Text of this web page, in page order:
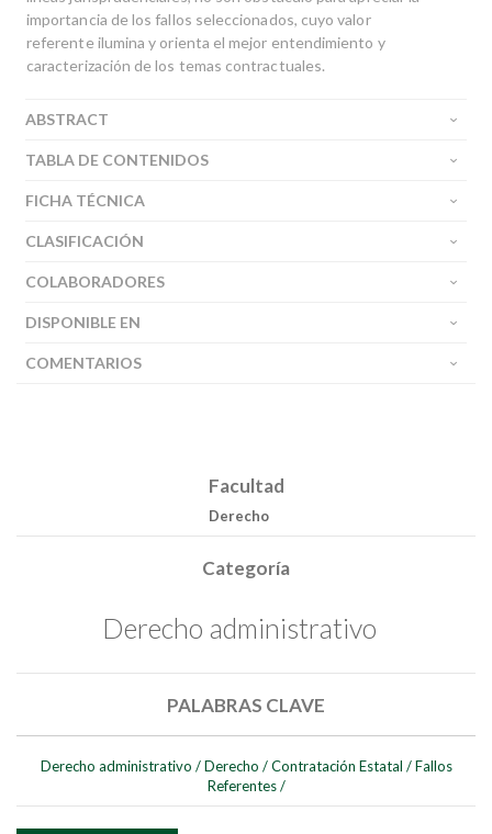
Buscar
impor­tancia de los fallos seleccionados, cuyo valor
referente ilumina y orienta el mejor enten­dimiento y
caracterización de los temas contractuales.
ABSTRACT
TABLA DE CONTENIDOS
FICHA TÉCNICA
CLASIFICACIÓN
COLABORADORES
DISPONIBLE EN
COMENTARIOS
Facultad
Derecho
Categoría
Derecho administrativo
PALABRAS CLAVE
Derecho administrativo / Derecho / Contratación Estatal / Fallos
Referentes /